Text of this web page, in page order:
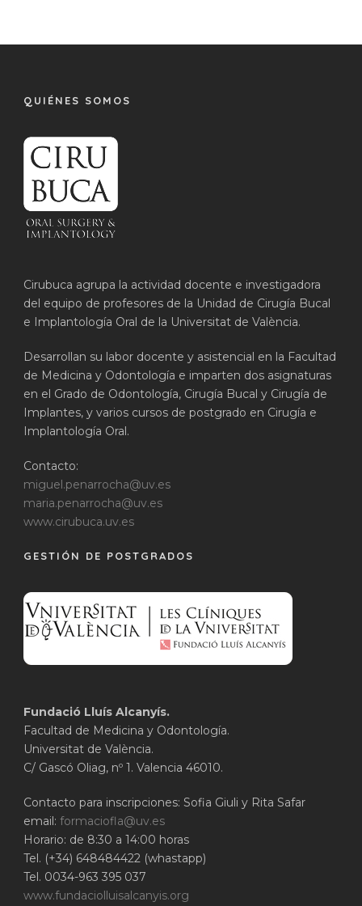
QUIÉNES SOMOS
Cirubuca agrupa la actividad docente e investigadora
del equipo de profesores de la Unidad de Cirugía Bucal
e Implantología Oral de la Universitat de València.
Desarrollan su labor docente y asistencial en la Facultad
de Medicina y Odontología e imparten dos asignaturas
en el Grado de Odontología, Cirugía Bucal y Cirugía de
Implantes, y varios cursos de postgrado en Cirugía e
Implantología Oral.
Contacto:
miguel.penarrocha@uv.es
maria.penarrocha@uv.es
www.cirubuca.uv.es
GESTIÓN DE POSTGRADOS
Fundació Lluís Alcanyís.
Facultad de Medicina y Odontología.
Universitat de València.
C/ Gascó Oliag, nº 1. Valencia 46010.
Contacto para inscripciones: Sofia Giuli y Rita Safar
email: formaciofla@uv.es
Horario: de 8:30 a 14:00 horas
Tel. (+34) 648484422 (whastapp)
Tel. 0034-963 395 037
www.fundaciolluisalcanyis.org